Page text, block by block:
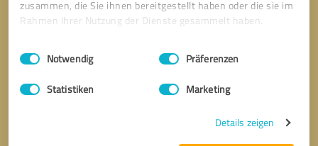
zusammen, die Sie ihnen bereitgestellt haben oder die sie im
Rahmen Ihrer Nutzung der Dienste gesammelt haben.
Impressum Datenschutzbestimmungen
Einwilligungsauswahl
Notwendig Präferenzen
Statistiken Marketing
Details zeigen